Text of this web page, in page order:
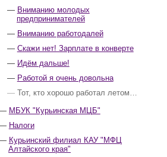
Вниманию молодых
предпринимателей
Вниманию работодалей
Скажи нет! Зарплате в конверте
Идём дальше!
Работой я очень довольна
Тот, кто хорошо работал летом…
МБУК "Курьинская МЦБ"
Налоги
Курьинский филиал КАУ "МФЦ
Алтайского края"